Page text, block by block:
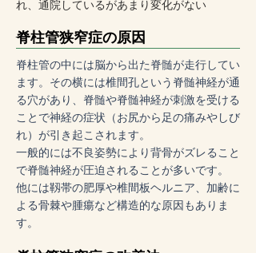
れ、通院しているがあまり変化がない
脊柱管狭窄症の原因
脊柱管の中には脳から出た脊髄が走行してい
ます。その横には椎間孔という脊髄神経が通
る穴があり、脊髄や脊髄神経が刺激を受ける
ことで神経の症状（お尻から足の痛みやしび
れ）が引き起こされます。
一般的には不良姿勢により背骨がズレること
で脊髄神経が圧迫されることが多いです。
他には靱帯の肥厚や椎間板ヘルニア、加齢に
よる骨棘や腫瘍など構造的な原因もありま
す。